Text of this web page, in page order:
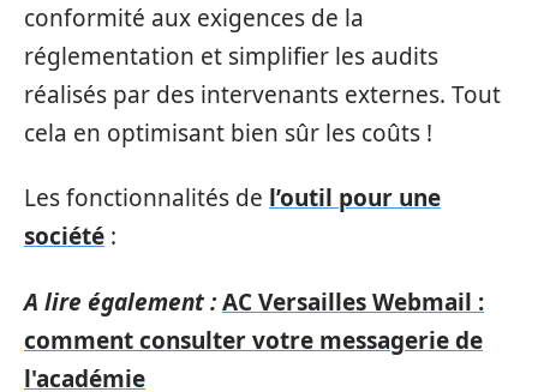
conformité aux exigences de la
réglementation et simplifier les audits
réalisés par des intervenants externes. Tout
cela en optimisant bien sûr les coûts !
Les fonctionnalités de l’outil pour une
société :
A lire également :AC Versailles Webmail :
comment consulter votre messagerie de
l'académie